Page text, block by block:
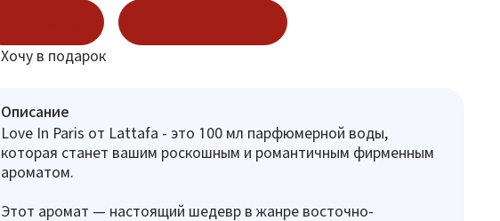
Хочу в подарок
Описание
Love In Paris от Lattafa - это 100 мл парфюмерной воды,
которая станет вашим роскошным и романтичным фирменным
ароматом.
Этот аромат — настоящий шедевр в жанре восточно-